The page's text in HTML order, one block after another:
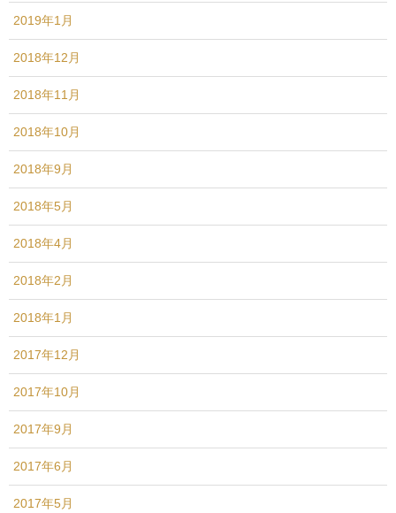
2019年1月
2018年12月
2018年11月
2018年10月
2018年9月
2018年5月
2018年4月
2018年2月
2018年1月
2017年12月
2017年10月
2017年9月
2017年6月
2017年5月